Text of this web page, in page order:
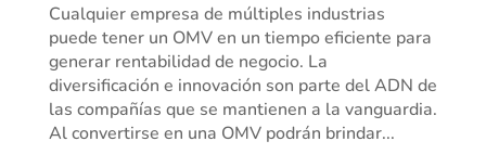
Cualquier empresa de múltiples industrias
puede tener un OMV en un tiempo eficiente para
generar rentabilidad de negocio. La
diversificación e innovación son parte del ADN de
las compañías que se mantienen a la vanguardia.
Al convertirse en una OMV podrán brindar...